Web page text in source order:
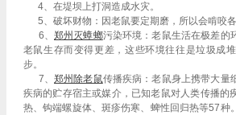
4、在堤坝上打洞造成水灾。
5、破坏财物：因老鼠要定期磨，所以会啃咬
6、 郑州灭蟑螂污染环境：老鼠生活在极差的
老鼠生存而变得更差，这些环境往往是垃圾成
步。
7、 郑州除老鼠传播疾病：老鼠身上携带大量
疾病的贮存宿主或媒介，已知老鼠对人类传播的
热、钩端螺旋体、斑疹伤寒、蜱性回归热等57种